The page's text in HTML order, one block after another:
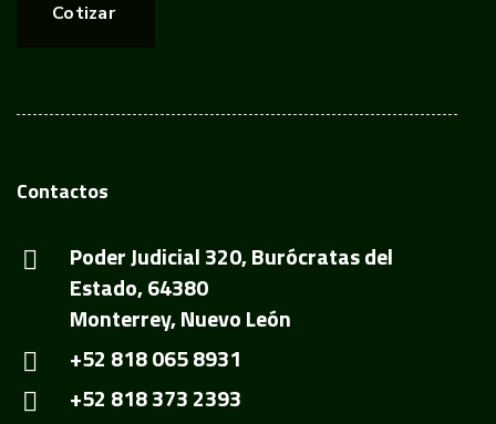
Cotizar
Contactos
Poder Judicial 320, Burócratas del
Estado, 64380
Monterrey, Nuevo León
+52 818 065 8931
+52 818 373 2393